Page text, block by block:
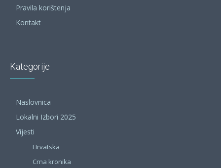
Pravila korištenja
Kontakt
Kategorije
Naslovnica
Lokalni Izbori 2025
Vijesti
Hrvatska
Crna kronika